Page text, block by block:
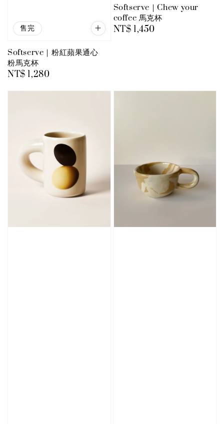
售完
Softserve｜粉紅蘋果通心
粉馬克杯
Regular
NT$ 1,280
Softserve｜Chew your
coffee 馬克杯
Regular
NT$ 1,450